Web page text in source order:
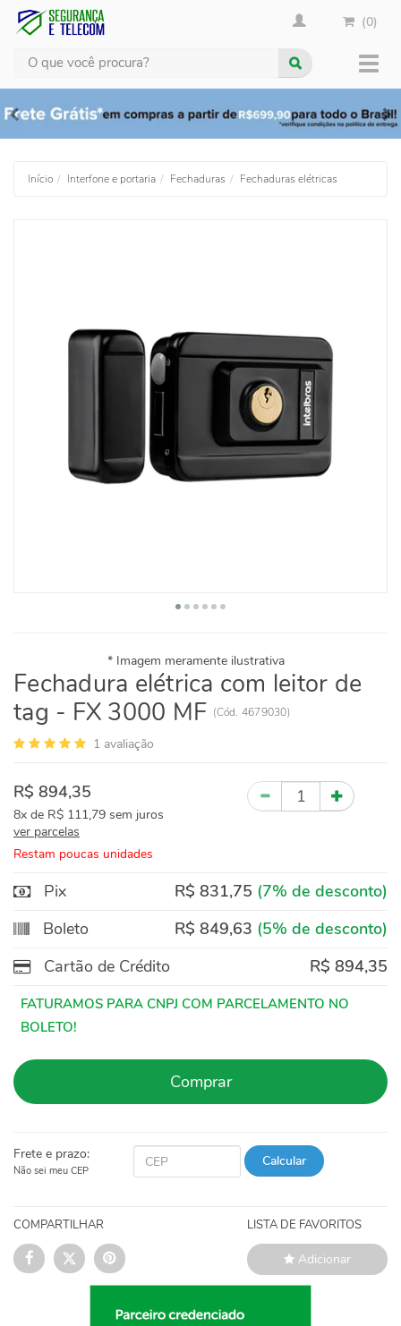
(0)
Busca
Início Interfone e portaria Fechaduras Fechaduras elétricas
Fechadura elétrica com leitor de
tag - FX 3000 MF (Cód. 4679030)
1 avaliação
R$ 894,35
8x de R$ 111,79 sem juros
ver parcelas
Restam poucas unidades
Quantidade
Pix R$ 831,75 (7% de desconto)
Boleto
R$ 849,63 (5% de desconto)
Cartão de Crédito
R$ 894,35
Comprar
Frete e prazo:
Não sei meu CEP
Calcular
COMPARTILHAR LISTA DE FAVORITOS
Adicionar